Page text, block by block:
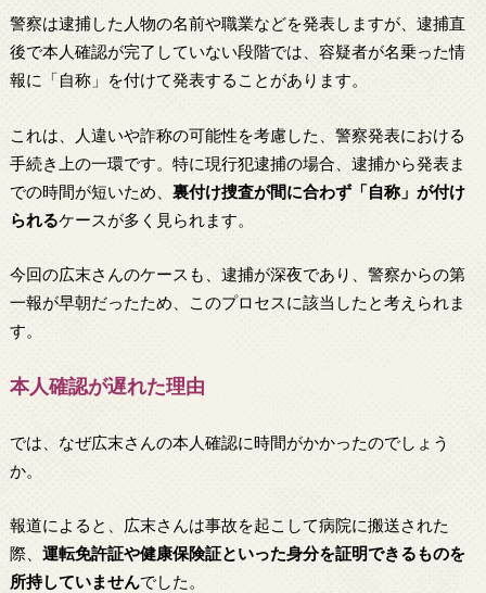
警察は逮捕した人物の名前や職業などを発表しますが、逮捕直
後で本人確認が完了していない段階では、容疑者が名乗った情
報に「自称」を付けて発表することがあります。
これは、人違いや詐称の可能性を考慮した、警察発表における
手続き上の一環です。特に現行犯逮捕の場合、逮捕から発表ま
での時間が短いため、 裏付け捜査が間に合わず「自称」が付け
られるケースが多く見られます。
今回の広末さんのケースも、逮捕が深夜であり、警察からの第
一報が早朝だったため、このプロセスに該当したと考えられま
す。
本人確認が遅れた理由
では、なぜ広末さんの本人確認に時間がかかったのでしょう
か。
報道によると、広末さんは事故を起こして病院に搬送された
際、 運転免許証や健康保険証といった身分を証明できるものを
所持していませんでした。